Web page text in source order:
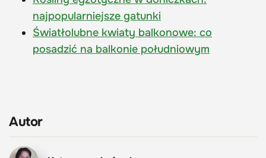
najpopularniejsze gatunki
Światłolubne kwiaty balkonowe: co
posadzić na balkonie południowym
Autor